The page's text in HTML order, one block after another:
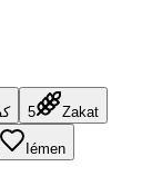
5 Zakat
Iémen